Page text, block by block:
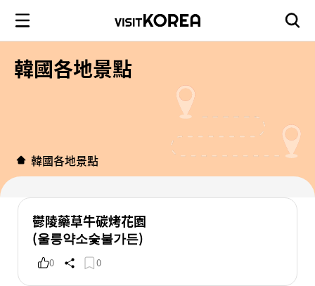
韓國各地景點
韓國各地景點
鬱陵藥草牛碳烤花園
(울릉약소숯불가든)
0 0